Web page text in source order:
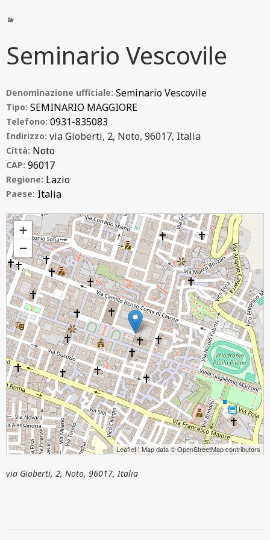
Seminario Vescovile
Denominazione ufficiale: Seminario Vescovile
Tipo: SEMINARIO MAGGIORE
Telefono: 0931-835083
Indirizzo: via Gioberti, 2, Noto, 96017, Italia
Città: Noto
CAP: 96017
Regione: Lazio
Paese: Italia
Seminario Vescovile
+
−
Leaflet | Map data ©OpenStreetMapcontributors
via Gioberti, 2, Noto, 96017, Italia